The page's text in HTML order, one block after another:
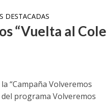
DESTACADAS
“Vuelta al Cole
“Campaña Volveremos
programa Volveremos